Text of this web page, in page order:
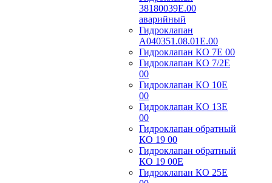
38180039Е.00
аварийный
Гидроклапан
А040351.08.01Е.00
Гидроклапан КО 7Е 00
Гидроклапан КО 7/2Е
00
Гидроклапан КО 10Е
00
Гидроклапан КО 13Е
00
Гидроклапан обратный
КО 19 00
Гидроклапан обратный
КО 19 00Е
Гидроклапан КО 25Е